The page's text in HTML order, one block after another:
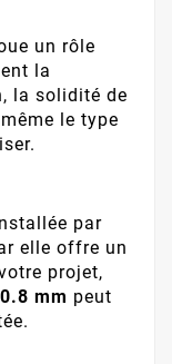
un rôle
la
la solidité de
le type
par
elle offre un
projet,
0.8 mm peut